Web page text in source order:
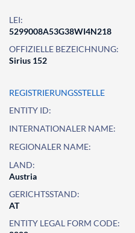
LEI:
5299008A53G38WI4N218
OFFIZIELLE BEZEICHNUNG:
Sirius 152
REGISTRIERUNGSSTELLE
ENTITY ID:
INTERNATIONALER NAME:
REGIONALER NAME:
LAND:
Austria
GERICHTSSTAND:
AT
ENTITY LEGAL FORM CODE: